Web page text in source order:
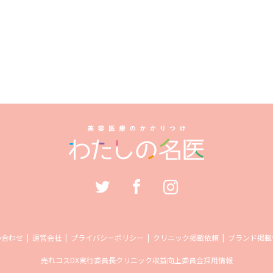
わせ 運営会社 プライバシーポリシー クリニック掲載依頼 ブランド掲
売れコスDX実行委員長クリニック収益向上委員会採用情報